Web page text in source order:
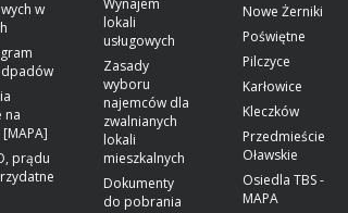
w
na
prądu
Wynajem
lokali
usługowych
Zasady
wyboru
najemców dla
zwalnianych
lokali
mieszkalnych
Dokumenty
do pobrania
Nowe Żerniki
Poświętne
Pilczyce
Karłowice
Kleczków
Przedmieście
Oławskie
Osiedla TBS -
MAPA